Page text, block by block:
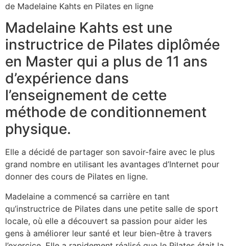
de Madelaine Kahts en Pilates en ligne
Madelaine Kahts est une
instructrice de Pilates diplômée
en Master qui a plus de 11 ans
d’expérience dans
l’enseignement de cette
méthode de conditionnement
physique.
Elle a décidé de partager son savoir-faire avec le plus
grand nombre en utilisant les avantages d’Internet pour
donner des cours de Pilates en ligne.
Madelaine a commencé sa carrière en tant
qu’instructrice de Pilates dans une petite salle de sport
locale, où elle a découvert sa passion pour aider les
gens à améliorer leur santé et leur bien-être à travers